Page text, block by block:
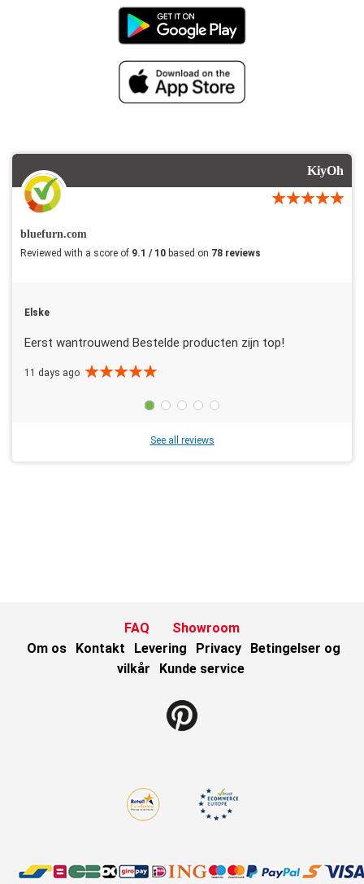
KiyOh
bluefurn.com
Reviewed with a score of 9.1 / 10 based on 78 reviews
Elske
Eerst wantrouwend Bestelde producten zijn top!
11 days ago
See all reviews
FAQ
Showroom
Om os
Kontakt Levering Privacy
Betingelser og
vilkår
Kunde service